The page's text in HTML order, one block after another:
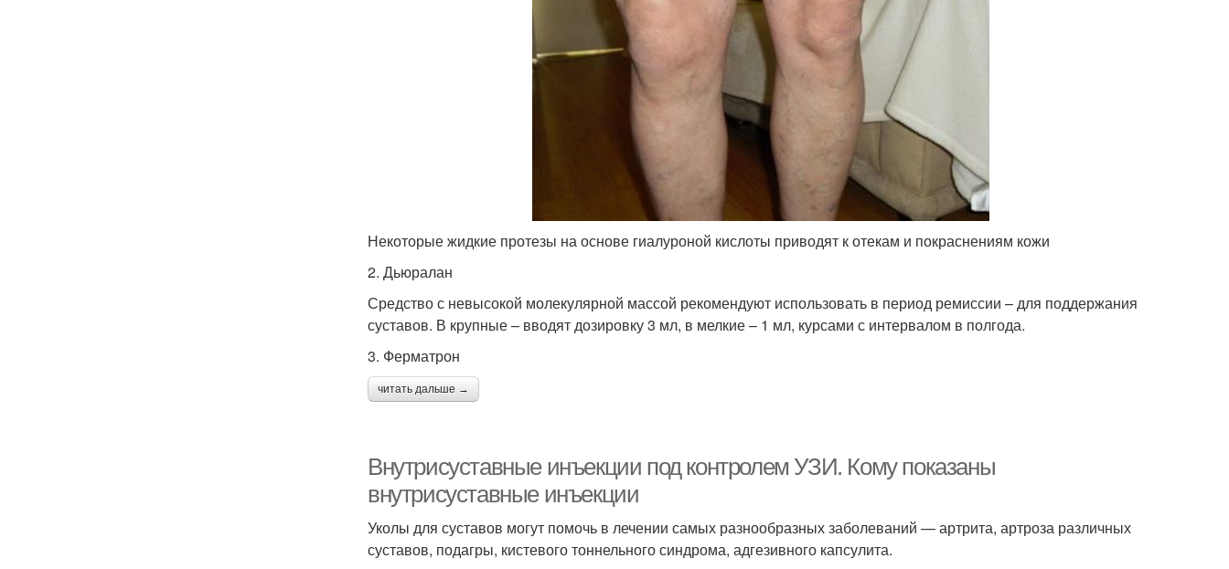
Некоторые жидкие протезы на основе гиалуроной кислоты приводят к отекам и покраснениям кожи
2. Дьюралан
Средство с невысокой молекулярной массой рекомендуют использовать в период ремиссии – для поддержания
суставов. В крупные – вводят дозировку 3 мл, в мелкие – 1 мл, курсами с интервалом в полгода.
3. Ферматрон
читать дальше →
Внутрисуставные инъекции под контролем УЗИ. Кому показаны
внутрисуставные инъекции
Уколы для суставов могут помочь в лечении самых разнообразных заболеваний — артрита, артроза различных
суставов, подагры, кистевого тоннельного синдрома, адгезивного капсулита.